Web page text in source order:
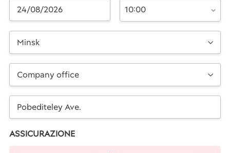
10:00
Minsk
Company office
ASSICURAZIONE